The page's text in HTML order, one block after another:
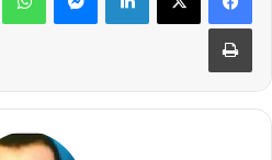
طباعة